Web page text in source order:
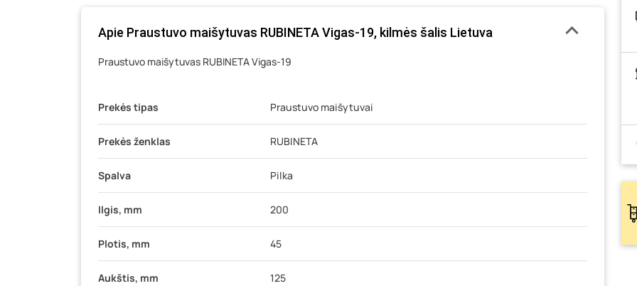
Apie Praustuvo maišytuvas RUBINETA Vigas-19, kilmės šalis Lietuva
Praustuvo maišytuvas RUBINETA Vigas-19
Prekės tipas Praustuvo maišytuvai
Prekės ženklas RUBINETA
Spalva Pilka
Ilgis, mm 200
Plotis, mm 45
Aukštis, mm 125